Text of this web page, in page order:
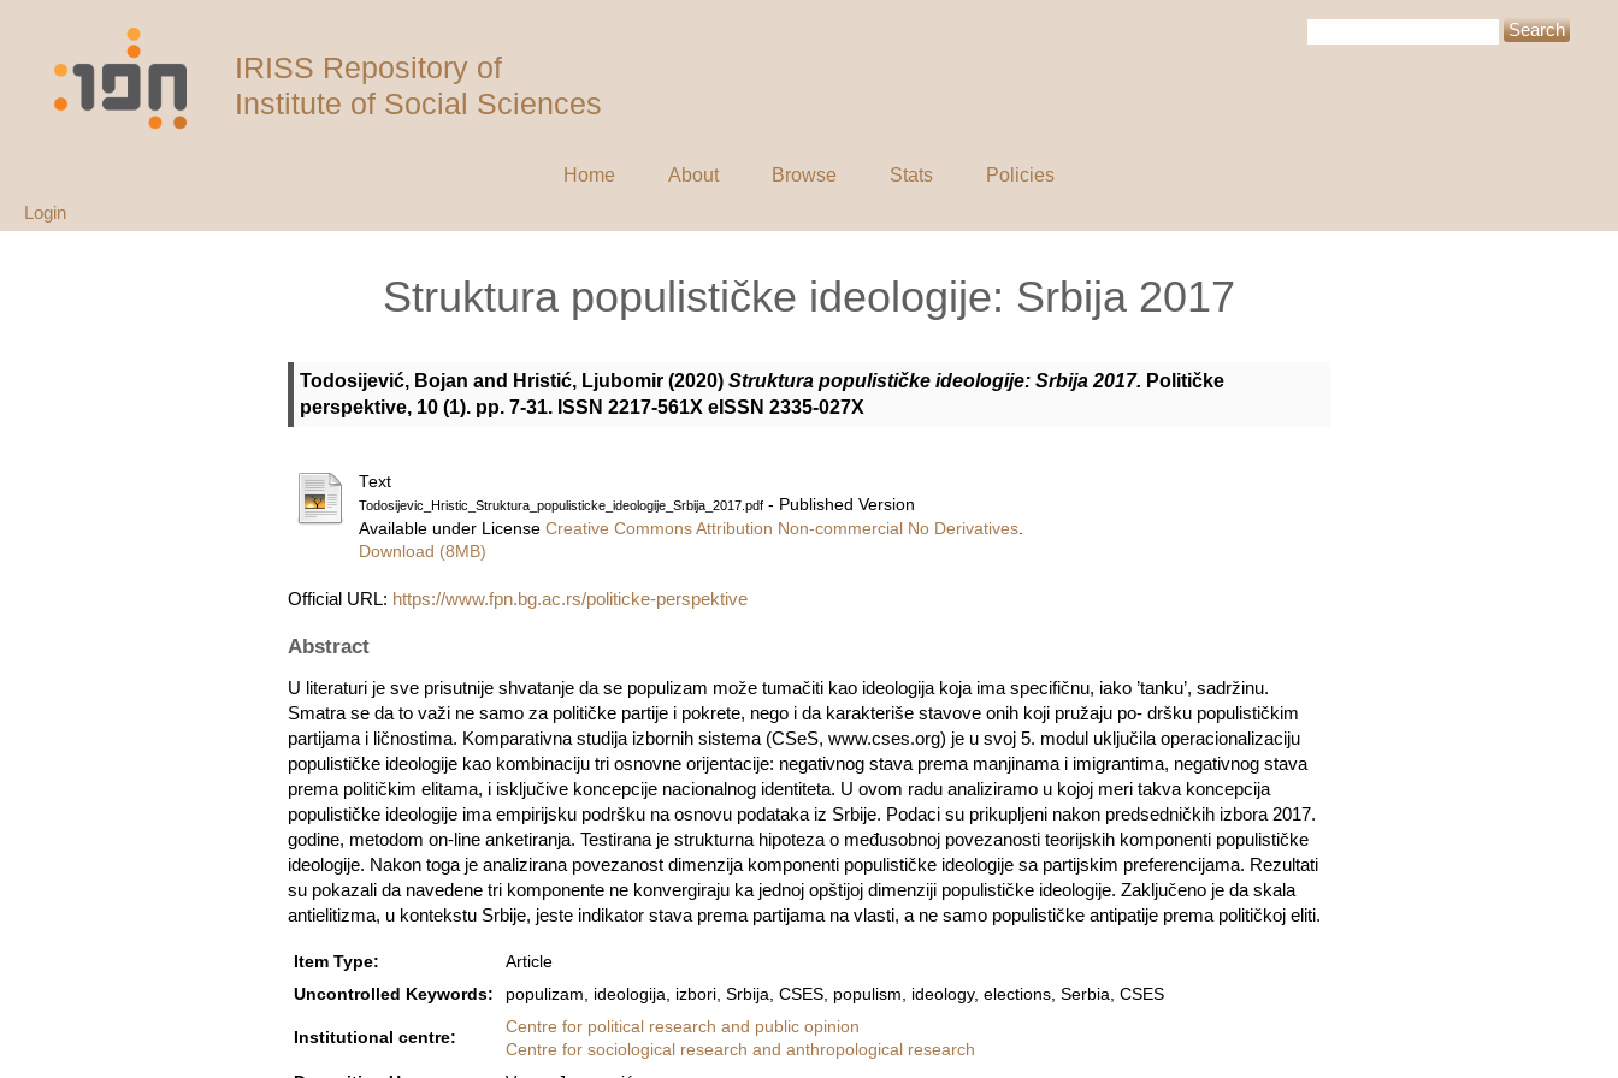
IRISS Repository of
Institute of Social Sciences
Home About Browse Stats
Policies
Login
Struktura populističke ideologije: Srbija 2017
Todosijević, Bojan and Hristić, Ljubomir (2020) Struktura populističke ideologije: Srbija 2017. Političke
perspektive, 10 (1). pp. 7-31. ISSN 2217-561X eISSN 2335-027X
Text
Todosijevic_Hristic_Struktura_populisticke_ideologije_Srbija_2017.pdf - Published Version
Available under License Creative Commons Attribution Non-commercial No Derivatives.
Download (8MB)
Official URL: https://www.fpn.bg.ac.rs/politicke-perspektive
Abstract
U literaturi je sve prisutnije shvatanje da se populizam može tumačiti kao ideologija koja ima specifičnu, iako ’tanku’, sadržinu.
Smatra se da to važi ne samo za političke partije i pokrete, nego i da karakteriše stavove onih koji pružaju po- dršku populističkim
partijama i ličnostima. Komparativna studija izbornih sistema (CSeS, www.cses.org) je u svoj 5. modul uključila operacionalizaciju
populističke ideologije kao kombinaciju tri osnovne orijentacije: negativnog stava prema manjinama i imigrantima, negativnog stava
prema političkim elitama, i isključive koncepcije nacionalnog identiteta. U ovom radu analiziramo u kojoj meri takva koncepcija
populističke ideologije ima empirijsku podršku na osnovu podataka iz Srbije. Podaci su prikupljeni nakon predsedničkih izbora 2017.
godine, metodom on-line anketiranja. Testirana je strukturna hipoteza o međusobnoj povezanosti teorijskih komponenti populističke
ideologije. Nakon toga je analizirana povezanost dimenzija komponenti populističke ideologije sa partijskim preferencijama. Rezultati
su pokazali da navedene tri komponente ne konvergiraju ka jednoj opštijoj dimenziji populističke ideologije. Zaključeno je da skala
antielitizma, u kontekstu Srbije, jeste indikator stava prema partijama na vlasti, a ne samo populističke antipatije prema političkoj eliti.
Item Type:
Article
Uncontrolled Keywords:
populizam, ideologija, izbori, Srbija, CSES, populism, ideology, elections, Serbia, CSES
Institutional centre:
Centre for political research and public opinion
Centre for sociological research and anthropological research